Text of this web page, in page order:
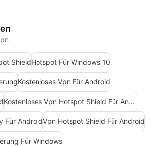
ShieldHotspot Für Windows 10
Kostenloses Vpn Für Android
Kostenloses Vpn Hotspot Shield Für Android
Für AndroidVpn Hotspot Shield Für Android
Für Windows